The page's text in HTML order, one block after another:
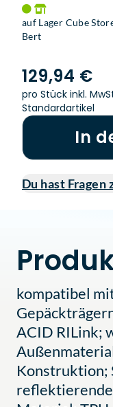
auf Lager Cube
Bert
129,94 €
pro Stück inkl.
Standardartikel
In
Du hast Fragen
kompatibel
ACID RILink;
Konstruktion;